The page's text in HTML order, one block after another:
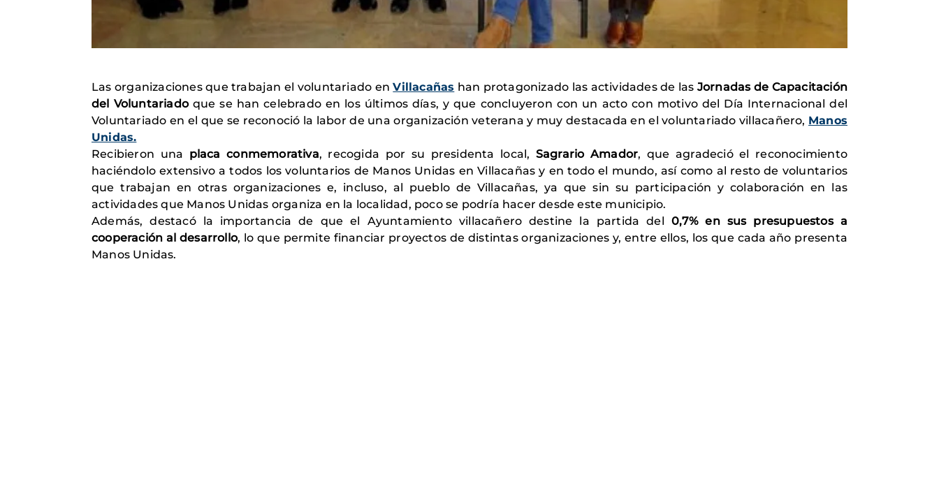
Las organizaciones que trabajan el voluntariado enVillacañas han protagonizado las actividades de las Jornadas de Capacitación
del Voluntariadoque se han celebrado en los últimos días, y que concluyeron con un acto con motivo del Día Internacional del
Voluntariado en el que se reconoció la labor de una organización veterana y muy destacada en el voluntariado villacañero, Manos
Unidas.
Recibieron una placa conmemorativa, recogida por su presidenta local, Sagrario Amador, que agradeció el reconocimiento
haciéndolo extensivo a todos los voluntarios de Manos Unidas en Villacañas y en todo el mundo, así como al resto de voluntarios
que trabajan en otras organizaciones e, incluso, al pueblo de Villacañas, ya que sin su participación y colaboración en las
actividades que Manos Unidas organiza en la localidad, poco se podría hacer desde este municipio.
Además, destacó la importancia de que el Ayuntamiento villacañero destine la partida del 0,7% en sus presupuestos a
cooperación al desarrollo, lo que permite financiar proyectos de distintas organizaciones y, entre ellos, los que cada año presenta
Manos Unidas.